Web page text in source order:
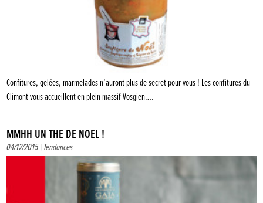
Confitures, gelées, marmelades n’auront plus de secret pour vous ! Les confitures du
Climont vous accueillent en plein massif Vosgien….
MMHH UN THÉ DE NOËL !
04/12/2015 |Tendances